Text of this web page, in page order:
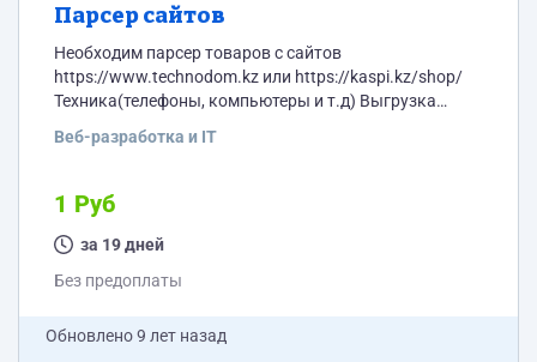
Парсер сайтов
Необходим парсер товаров с сайтов
https://www.technodom.kz или https://kaspi.kz/shop/
Техника(телефоны, компьютеры и т.д) Выгрузка
Админ панель для управления + сам парсер который
Сейчас нужна цена и сроки выполнения.
Веб-разработка и IT
1 Руб
за 19 дней
Без предоплаты
Обновлено9 лет назад